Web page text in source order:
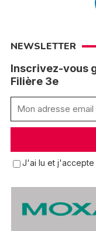
NEWSLETTER
Inscrivez-vous
Filière 3e
J'ai lu et j'accepte